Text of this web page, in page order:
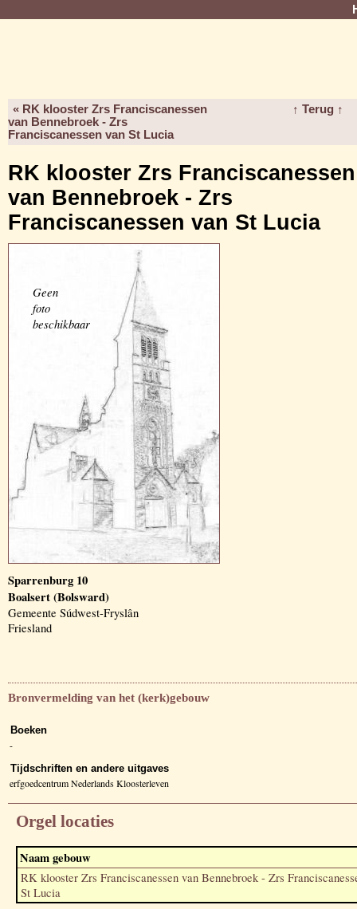
« RK klooster Zrs Franciscanessen
van Bennebroek - Zrs
Franciscanessen van St Lucia
↑ Terug ↑
RK klooster Zrs Franciscanessen
van Bennebroek - Zrs
Franciscanessen van St Lucia
Geen
foto
beschikbaar
Sparrenburg 10
Boalsert (Bolsward)
Gemeente Súdwest-Fryslân
Friesland
Bronvermelding van het (kerk)gebouw
Boeken
-
Tijdschriften en andere uitgaves
erfgoedcentrum Nederlands Kloosterleven
Orgel locaties
Naam gebouw
RK klooster Zrs Franciscanessen van Bennebroek - Zrs
St Lucia